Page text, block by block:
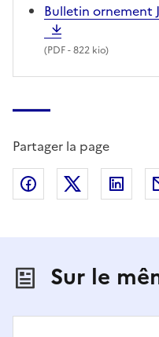
Bulletin ornement
(PDF- 822 kio)
Partager la page
Partager surPartager
Sur le